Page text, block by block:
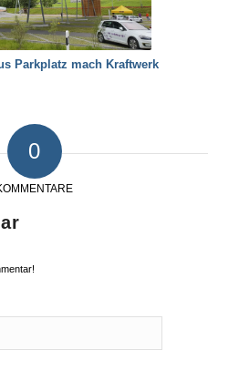
Parkplatz mach Kraftwerk
0